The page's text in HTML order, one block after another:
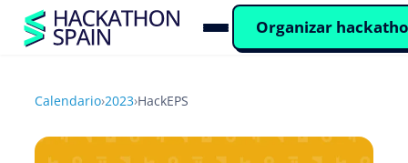
Organizar
Calendario›2023›HackEPS